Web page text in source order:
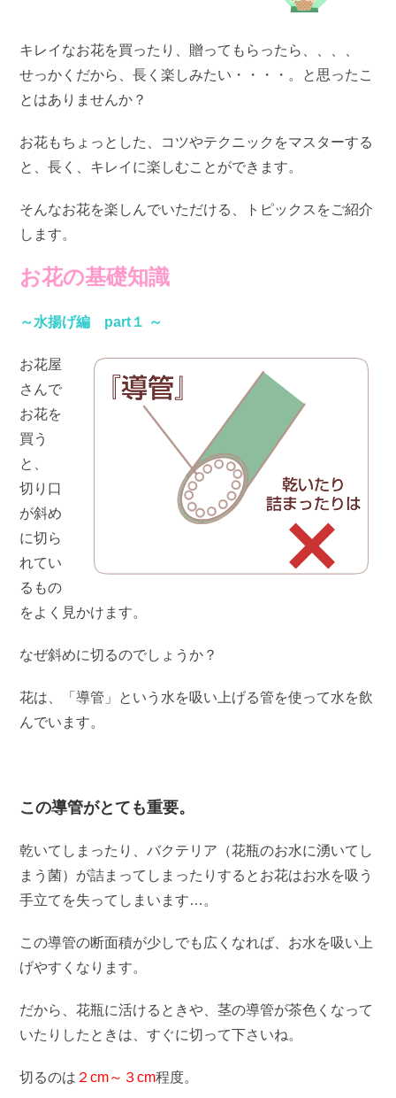
キレイなお花を買ったり、贈ってもらったら、、、、
せっかくだから、長く楽しみたい・・・・。と思ったこ
とはありませんか？
お花もちょっとした、コツやテクニックをマスターする
と、長く、キレイに楽しむことができます。
そんなお花を楽しんでいただける、トピックスをご紹介
します。
お花の基礎知識
～水揚げ編 part１ ～
お花屋
さんで
お花を
買う
と、
切り口
が斜め
に切ら
れてい
るもの
をよく見かけます。
なぜ斜めに切るのでしょうか？
花は、「導管」という水を吸い上げる管を使って水を飲
んでいます。
この導管がとても重要。
乾いてしまったり、バクテリア（花瓶のお水に湧いてし
まう菌）が詰まってしまったりするとお花はお水を吸う
手立てを失ってしまいます…。
この導管の断面積が少しでも広くなれば、お水を吸い上
げやすくなります。
だから、花瓶に活けるときや、茎の導管が茶色くなって
いたりしたときは、すぐに切って下さいね。
切るのは ２cm～３cm程度。